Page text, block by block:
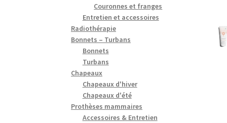
Couronnes et franges
Entretien et accessoires
Radiothérapie
Bonnets – Turbans
Bonnets
Turbans
Chapeaux
Chapeaux d'hiver
Chapeaux d'été
Prothèses mammaires
Accessoires & Entretien